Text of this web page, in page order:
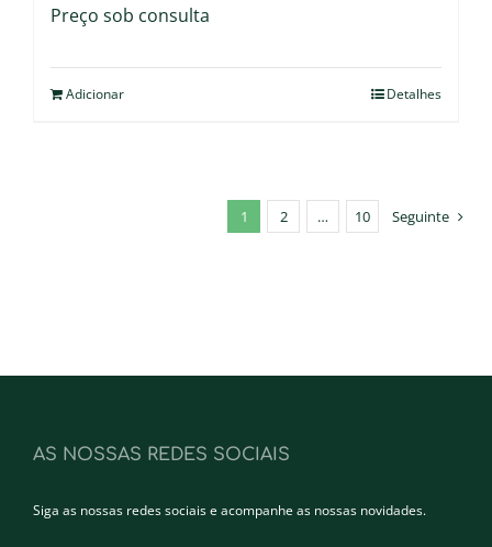
Preço sob consulta
Adicionar Detalhes
1 2 … 10 Seguinte
AS NOSSAS REDES SOCIAIS
Siga as nossas redes sociais e acompanhe as nossas novidades.